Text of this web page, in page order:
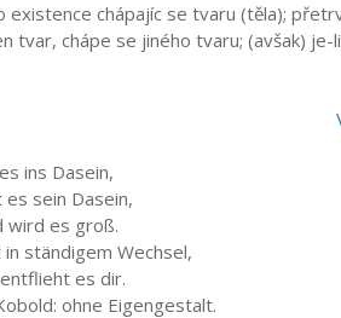
chápajíc se tvaru (těla);
chápe se jiného tvaru; (avšak) je-
ins Dasein,
sein Dasein,
wird es groß.
ständigem Wechsel,
es dir.
ohne Eigengestalt.